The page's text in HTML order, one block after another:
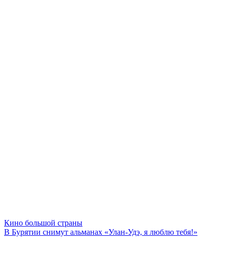
Кино большой страны
В Бурятии снимут альманах «Улан-Удэ, я люблю тебя!»